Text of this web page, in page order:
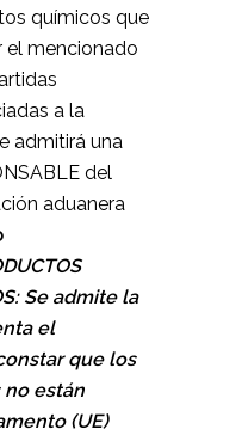
químicos que
mencionado
a la
admitirá una
del
aduanera
Se admite la
el
que los
están
(UE)